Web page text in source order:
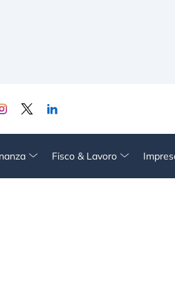
Fisco & Lavoro